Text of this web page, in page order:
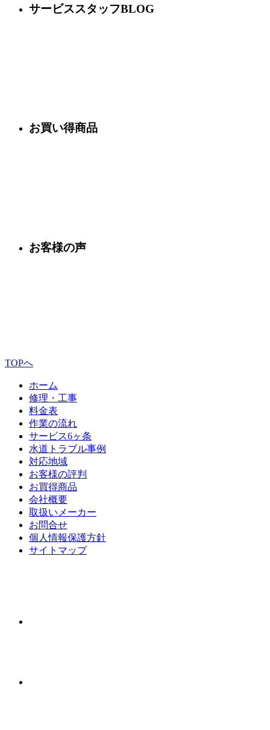
サービススタッフBLOG
お買い得商品
お客様の声
TOPへ
ホーム
修理・工事
料金表
作業の流れ
サービス6ヶ条
水道トラブル事例
対応地域
お客様の評判
お買得商品
会社概要
取扱いメーカー
お問合せ
個人情報保護方針
サイトマップ